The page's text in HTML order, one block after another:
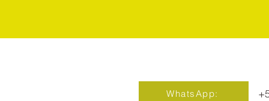
WhatsApp: